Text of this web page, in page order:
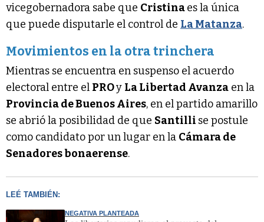
vicegobernadora sabe que Cristinaes la única
que puede disputarle el control de La Matanza.
Movimientos en la otra trinchera
Mientras se encuentra en suspenso el acuerdo
electoral entre el PROy La Libertad Avanza en la
Provincia de Buenos Aires, en el partido amarillo
se abrió la posibilidad de que Santilli se postule
como candidato por un lugar en la Cámara de
Senadores bonaerense.
LEÉ TAMBIÉN:
NEGATIVA PLANTEADA